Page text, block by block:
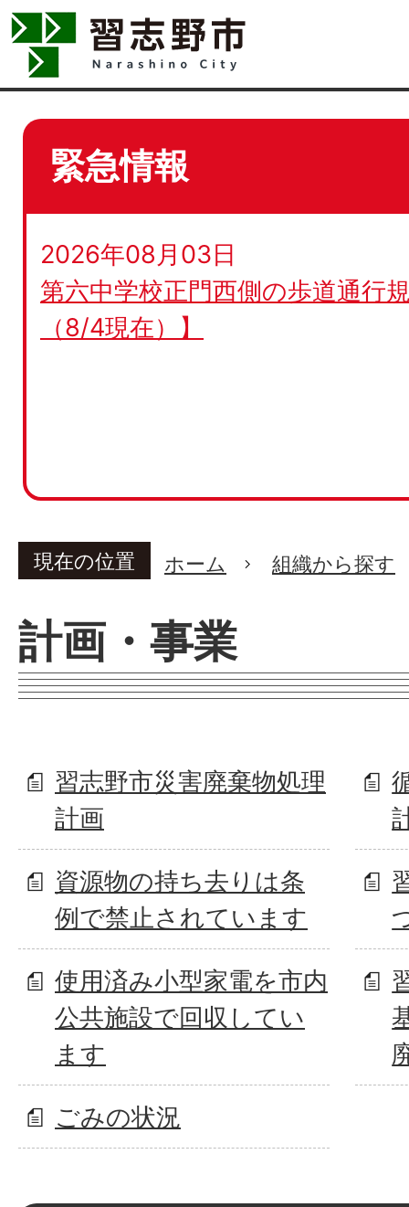
緊急情報
2026年08月03日
第六中学校正門西側の歩道通行
（8/4現在）】
現在の位置 ホーム 組織から探す
計画・事業
習志野市災害廃棄物処理
計画
資源物の持ち去りは条
例で禁止されています
使用済み小型家電を市内
公共施設で回収してい
ます
ごみの状況